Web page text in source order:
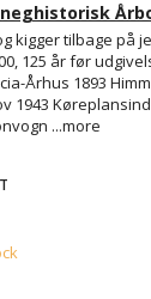
kigger tilbage på
125 år før
Århus 1893
1943
...more